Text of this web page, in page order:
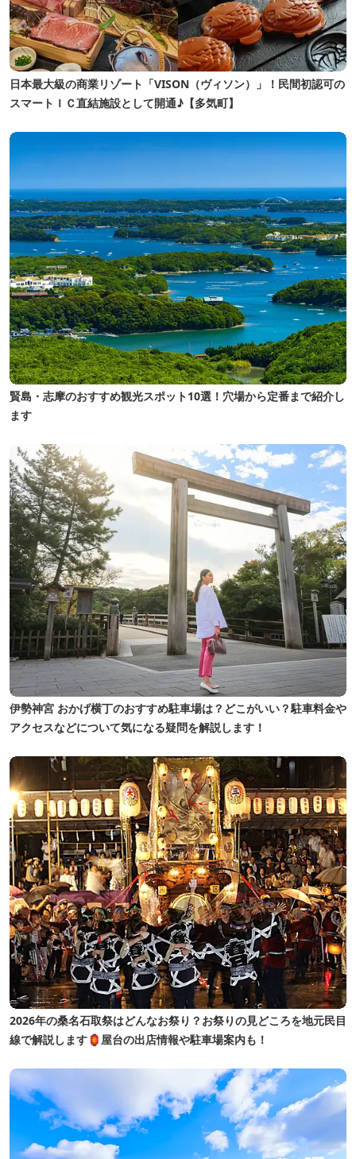
日本最大級の商業リゾート「VISON（ヴィソン）」！民間初認可の
スマートＩＣ直結施設として開通♪【多気町】
賢島・志摩のおすすめ観光スポット10選！穴場から定番まで紹介し
ます
伊勢神宮 おかげ横丁のおすすめ駐車場は？どこがいい？駐車料金や
アクセスなどについて気になる疑問を解説します！
2026年の桑名石取祭はどんなお祭り？お祭りの見どころを地元民目
線で解説します🏮屋台の出店情報や駐車場案内も！